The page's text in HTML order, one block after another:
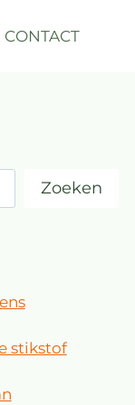
CONTACT
Zoeken
stikstof